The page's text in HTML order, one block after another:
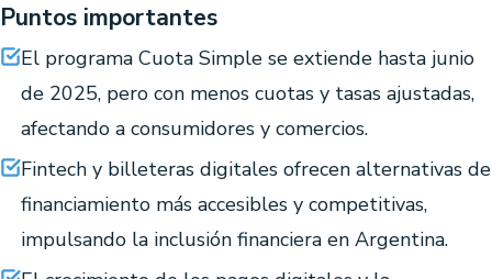
Puntos importantes
El programa Cuota Simple se extiende hasta junio
de 2025, pero con menos cuotas y tasas ajustadas,
afectando a consumidores y comercios.
Fintech y billeteras digitales ofrecen alternativas de
financiamiento más accesibles y competitivas,
impulsando la inclusión financiera en Argentina.